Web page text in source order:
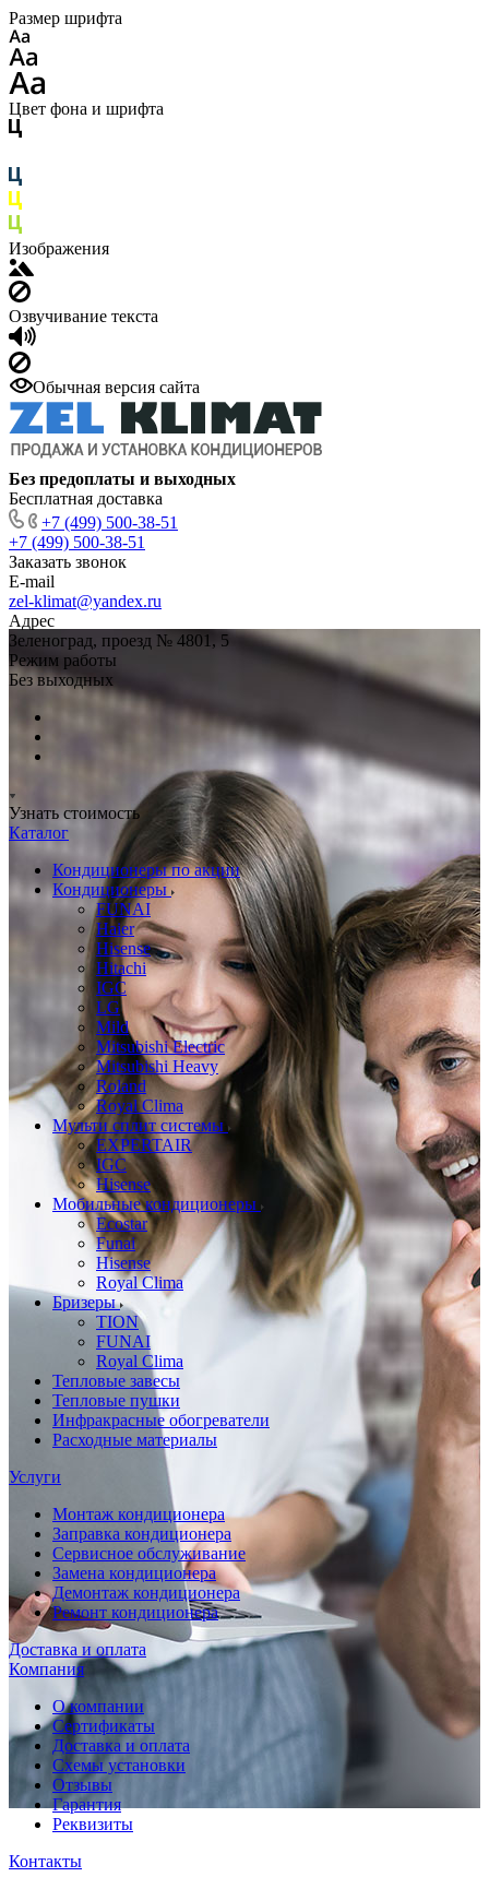
Размер шрифта
Цвет фона и шрифта
Изображения
Озвучивание текста
Обычная версия сайта
Без предоплаты и выходных
Бесплатная доставка
+7 (499) 500-38-51
+7 (499) 500-38-51
Заказать звонок
E-mail
zel-klimat@yandex.ru
Адрес
Зеленоград, проезд № 4801, 5
Режим работы
Без выходных
Узнать стоимость
Каталог
Кондиционеры по акции
Кондиционеры
FUNAI
Haier
Hisense
Hitachi
IGC
LG
Mild
Mitsubishi Electric
Mitsubishi Heavy
Roland
Royal Clima
Мульти сплит системы
EXPERTAIR
IGC
Hisense
Мобильные кондиционеры
Ecostar
Funai
Hisense
Royal Clima
Бризеры
TION
FUNAI
Royal Clima
Тепловые завесы
Тепловые пушки
Инфракрасные обогреватели
Расходные материалы
Услуги
Монтаж кондиционера
Заправка кондиционера
Сервисное обслуживание
Замена кондиционера
Демонтаж кондиционера
Ремонт кондиционера
Доставка и оплата
Компания
О компании
Сертификаты
Доставка и оплата
Схемы установки
Отзывы
Гарантия
Реквизиты
Контакты